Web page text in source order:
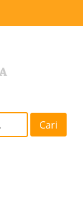
Cari